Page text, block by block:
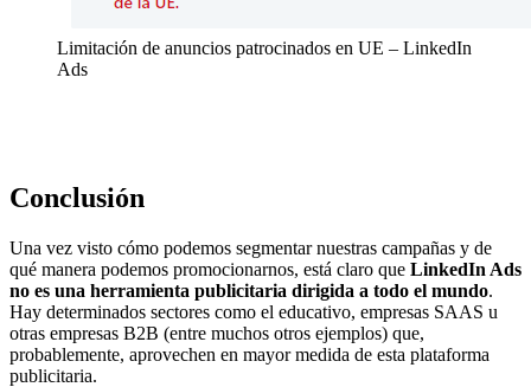
Limitación de anuncios patrocinados en UE – LinkedIn
Ads
Conclusión
Una vez visto cómo podemos segmentar nuestras campañas y de
qué manera podemos promocionarnos, está claro que LinkedIn Ads
no es una herramienta publicitaria dirigida a todo el mundo.
Hay determinados sectores como el educativo, empresas SAAS u
otras empresas B2B (entre muchos otros ejemplos) que,
probablemente, aprovechen en mayor medida de esta plataforma
publicitaria.